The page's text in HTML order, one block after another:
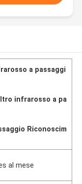
a passaggi
infrarosso a pa
Riconoscim
al mese